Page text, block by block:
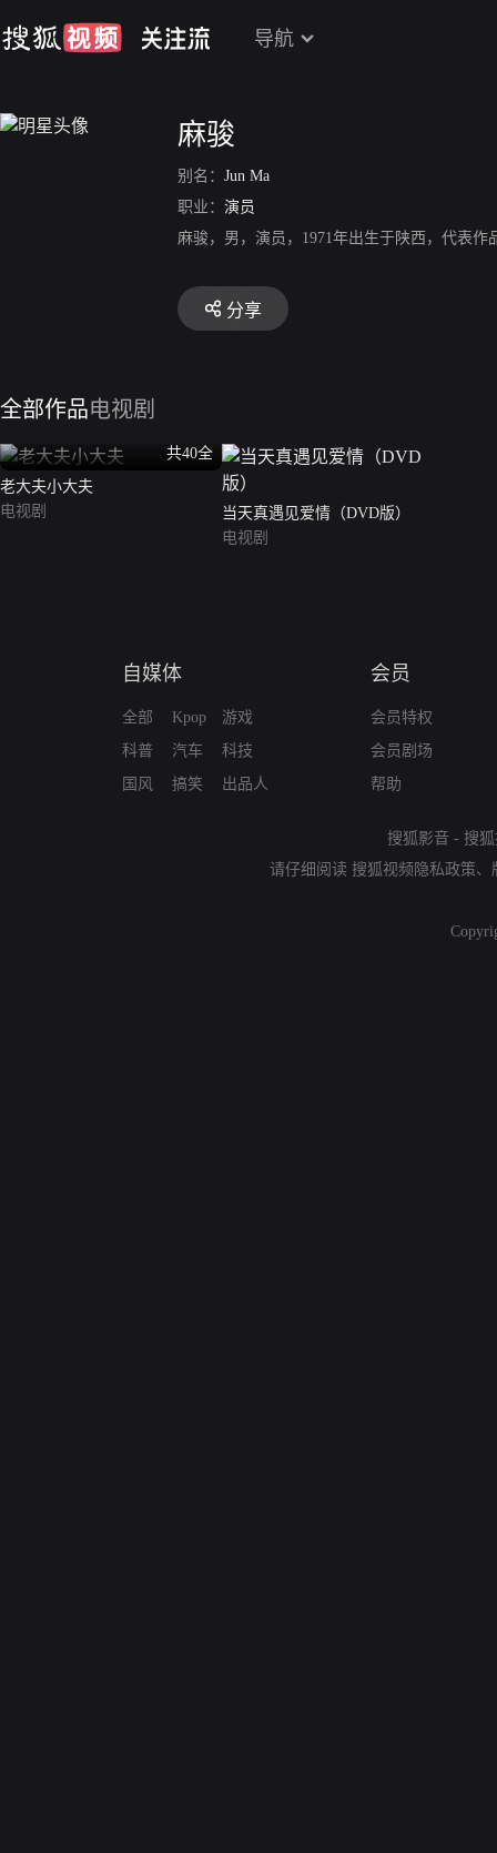
导航
麻骏
别名： Jun Ma
职业： 演员
麻骏，男，演员，1971年出生于陕西，代表作
分享
全部作品电视剧
共40全
老大夫小大夫
电视剧
当天真遇见爱情（DVD版）
电视剧
自媒体
全部
科普
国风
Kpop
汽车
搞笑
游戏
科技
出品人
会员
会员特权
会员剧场
帮助
搜狐影音 - 搜
请仔细阅读 搜狐视频隐私政策、